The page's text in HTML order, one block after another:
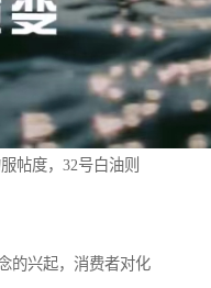
帖度，32号白油则
的兴起，消费者对化